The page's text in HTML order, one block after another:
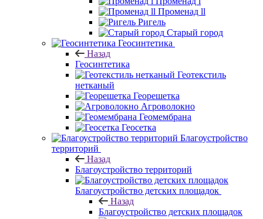
Променад ll
Ригель
Старый город
Геосинтетика
Назад
Геосинтетика
Геотекстиль
нетканый
Георешетка
Агроволокно
Геомембрана
Геосетка
Благоустройство
территорий
Назад
Благоустройство территорий
Благоустройство детских площадок
Назад
Благоустройство детских площадок